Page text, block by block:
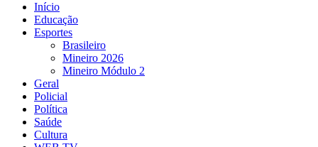
Início
Educação
Esportes
Brasileiro
Mineiro 2026
Mineiro Módulo 2
Geral
Policial
Política
Saúde
Cultura